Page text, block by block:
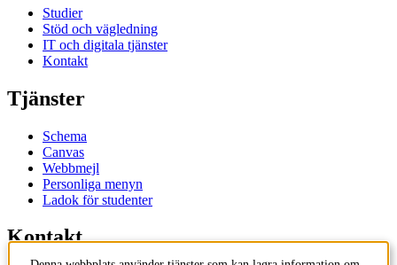
Studier
Stöd och vägledning
IT och digitala tjänster
Kontakt
Tjänster
Schema
Canvas
Webbmejl
Personliga menyn
Ladok för studenter
Kontakt